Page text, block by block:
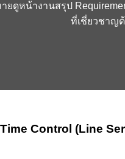
ดูหน้างานสรุป
ที่เชี่ยวชาญ
Control (Line